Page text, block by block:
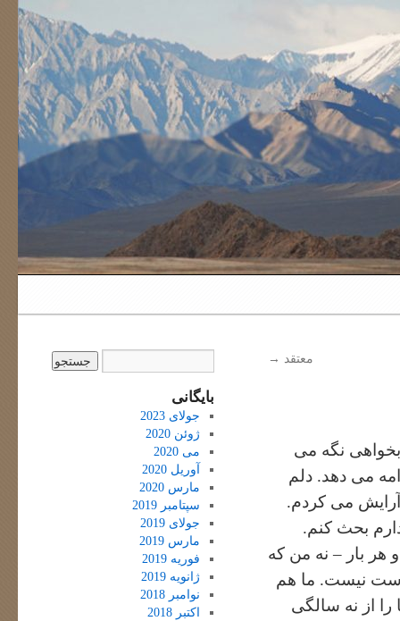
معتقد →
نگه می
می دهد. دلم
آرایش می کردم.
بحث کنم.
هر بار – نه من که
نیست. ما هم
از نه سالگی
بایگانی
جولای 2023
ژوئن 2020
می 2020
آوریل 2020
مارس 2020
سپتامبر 2019
جولای 2019
مارس 2019
فوریه 2019
ژانویه 2019
نوامبر 2018
اکتبر 2018